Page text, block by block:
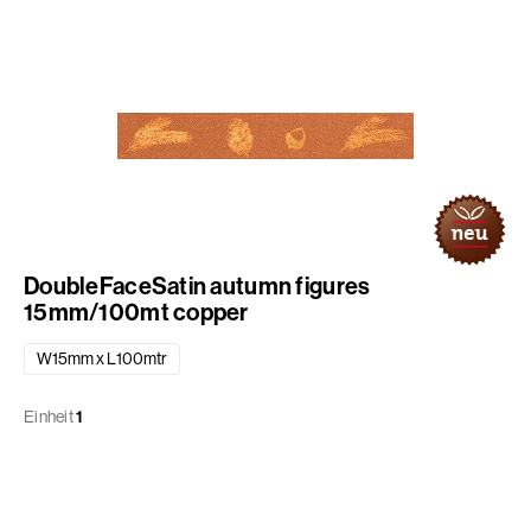
DoubleFaceSatin autumn figures
15mm/100mt copper
W15mm x L100mtr
Einheit1